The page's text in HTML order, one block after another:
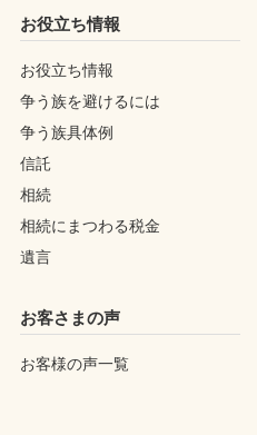
お役立ち情報
お役立ち情報
争う族を避けるには
争う族具体例
信託
相続
相続にまつわる税金
遺言
お客さまの声
お客様の声一覧